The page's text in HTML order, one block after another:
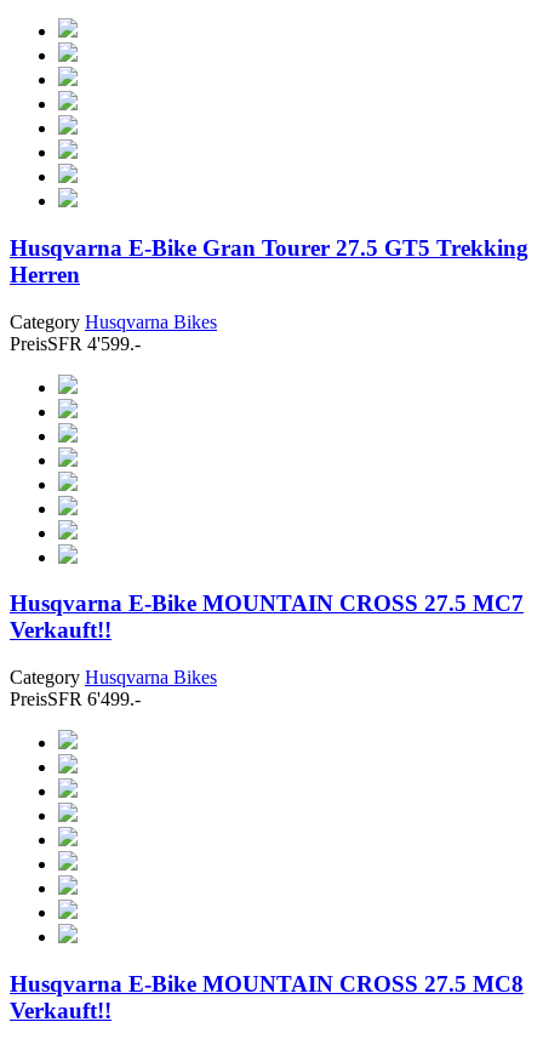
Husqvarna E-Bike Gran Tourer 27.5 GT5 Trekking
Herren
Category Husqvarna Bikes
PreisSFR 4'599.-
Husqvarna E-Bike MOUNTAIN CROSS 27.5 MC7
Verkauft!!
Category Husqvarna Bikes
PreisSFR 6'499.-
Husqvarna E-Bike MOUNTAIN CROSS 27.5 MC8
Verkauft!!